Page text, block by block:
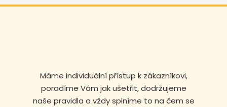
Máme individuální přístup k zákazníkovi,
poradíme Vám jak ušetřit, dodržujeme
naše pravidla a vždy splníme to na čem se